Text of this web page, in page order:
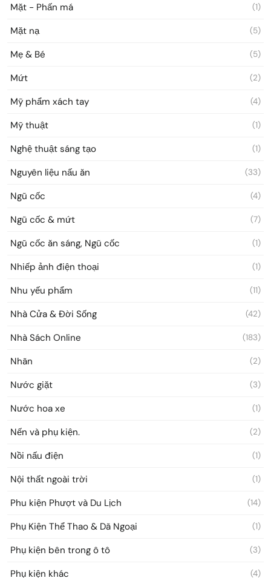
Mặt - Phấn má (1)
Mặt nạ (5)
Mẹ & Bé (5)
Mứt (2)
Mỹ phẩm xách tay (4)
Mỹ thuật (1)
Nghệ thuật sáng tạo (1)
Nguyên liệu nấu ăn (33)
Ngũ cốc (4)
Ngũ cốc & mứt (7)
Ngũ cốc ăn sáng, Ngũ cốc (1)
Nhiếp ảnh điện thoại (1)
Nhu yếu phẩm (11)
Nhà Cửa & Đời Sống (42)
Nhà Sách Online (183)
Nhãn (2)
Nước giặt (3)
Nước hoa xe (1)
Nến và phụ kiện. (2)
Nồi nấu điện (1)
Nội thất ngoài trời (1)
Phu kiện Phượt và Du Lịch (14)
Phụ Kiện Thể Thao & Dã Ngoại (1)
Phụ kiện bên trong ô tô (3)
Phụ kiện khác (4)